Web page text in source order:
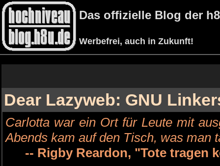
Das offizielle Blog der
Werbefrei, auch in Zukunft!
Dear Lazyweb: GNU
Carlotta war ein Ort für Leute mit
Abends kam auf den Tisch, was man
-- Rigby Reardon, "Tote tragen